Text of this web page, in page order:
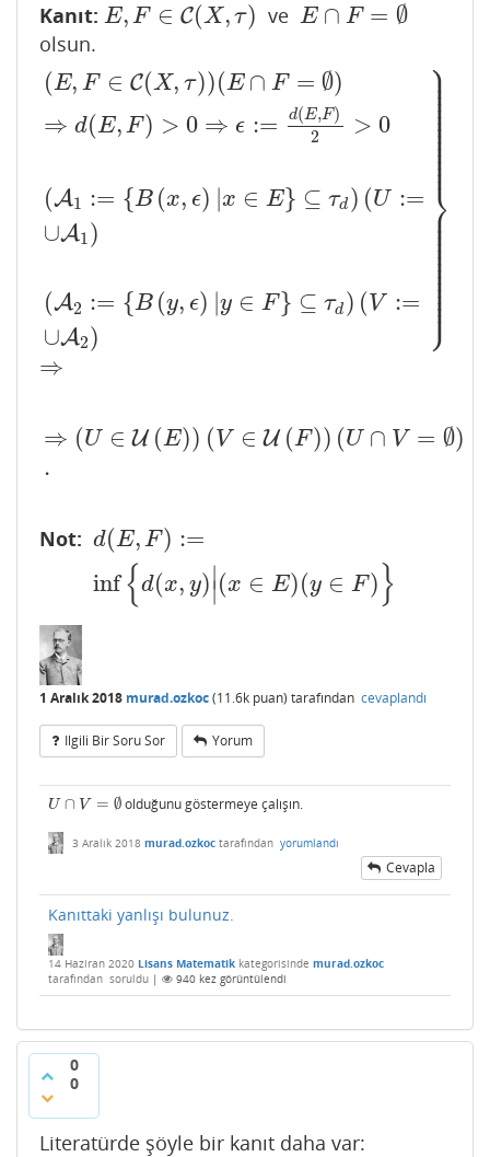
Kanıt: E, F ∈ C(X, τ)
E,F∈C (X τ) veE ∩ F = ∅
E∩F=∅
olsun.
(E, F ∈ C(X, τ))(E ∩ F = ∅)
⇒ d(E, F) > 0 ⇒ ϵ := d( E,F)
2
> 0
(A1 := {B (x, ϵ) |x ∈ E} ⊆ τd ) (U :=
∪A1)
(A2 := {B (y, ϵ) y ∈ F} ⊆ τd ) ( V :=
∪A2)
⎫
⎭
⎬
⎪
⎪⎪⎪⎪⎪⎪⎪⎪⎪⎪⎪⎪⎪⎪
⎪
⎪
⎪⎪⎪⎪⎪⎪⎪⎪⎪⎪⎪⎪⎪
⇒
E,F∈ C(X τ))(E ∩F= ∅ ⇒d (E F)>0 ⇒ϵ :=d( E,F 2>0 A1
⇒ (U ∈ U (E)) ( V ∈ U (F)) (U ∩ V = ∅)
.
⇒(U ∈U (E )(V ∈U(F )( U ∩V =∅ ).
Not: d(E, F) :=
inf { d(x, y)∣
∣(x ∈ E)(y ∈ F) }
d(E,F):=inf{d(
1 Aralık 2018 murad.ozkoc(11.6k puan) tarafından cevaplandı
Ilgili Bir Soru Sor Yorum
U ∩ V = ∅
U∩V =∅ olduğunu göstermeye çalışın.
3 Aralık 2018 murad.ozkoc tarafından yorumlandı
Cevapla
Kanıttaki yanlışı bulunuz.
14 Haziran 2020 Lisans Matematik kategorisinde murad.ozkoc
tarafından soruldu | 940 kez görüntülendi
0
0
Literatürde şöyle bir kanıt daha var: